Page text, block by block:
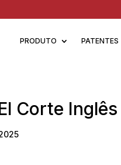
PRODUTO PATENTES
Corte